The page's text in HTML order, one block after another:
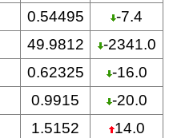
0.54495
-7.4
49.9812
-2341.0
0.62325
-16.0
0.9915
-20.0
1.5152
14.0